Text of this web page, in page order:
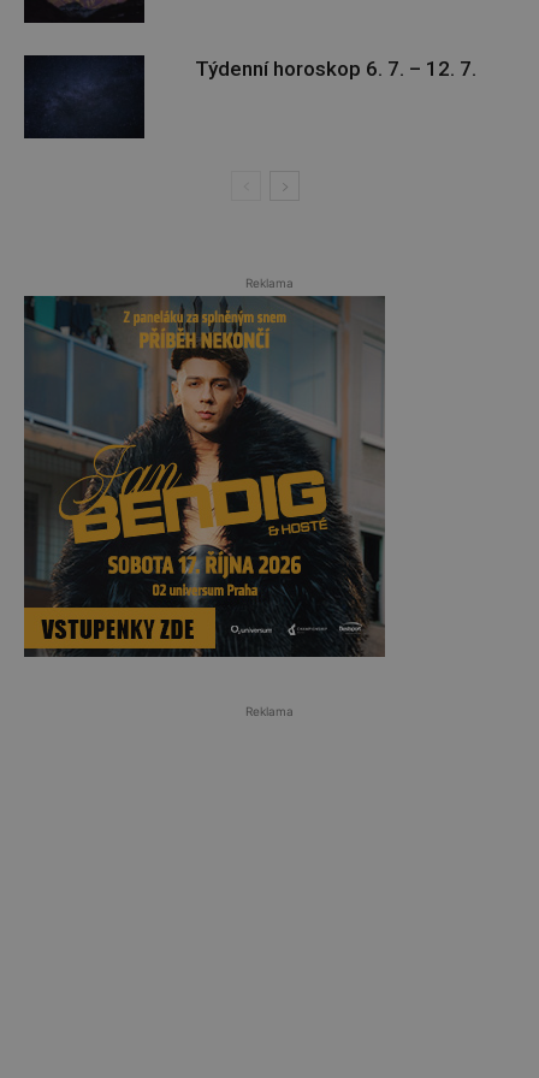
Týdenní horoskop 6. 7. – 12. 7.
Reklama
Reklama